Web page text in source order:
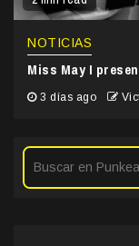
NOTICIAS
Miss May I
3 días ago